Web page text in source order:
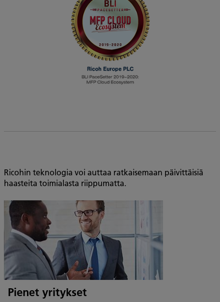
Ricohin teknologia voi auttaa ratkaisemaan päivittäisiä
haasteita toimialasta riippumatta.
Pienet yritykset